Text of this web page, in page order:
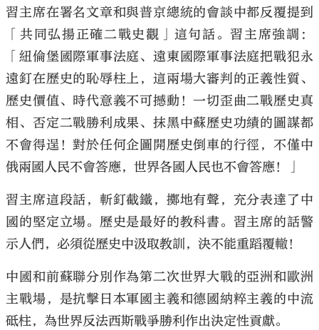
習主席在署名文章和與普京總統的會談中都反覆提到
「共同弘揚正確二戰史觀」這句話。習主席強調：
「紐倫堡國際軍事法庭、遠東國際軍事法庭把戰犯永
遠釘在歷史的恥辱柱上，這兩場大審判的正義性質、
歷史價值、時代意義不可撼動！一切歪曲二戰歷史真
相、否定二戰勝利成果、抹黑中蘇歷史功績的圖謀都
不會得逞！對於任何企圖開歷史倒車的行徑，不僅中
俄兩國人民不會答應，世界各國人民也不會答應！」
習主席這段話，斬釘截鐵，擲地有聲，充分表達了中
國的堅定立場。歷史是最好的教科書。習主席的話警
示人們，必須從歷史中汲取教訓，決不能重蹈覆轍！
中國和前蘇聯分別作為第二次世界大戰的亞洲和歐洲
主戰場，是抗擊日本軍國主義和德國納粹主義的中流
砥柱，為世界反法西斯戰爭勝利作出決定性貢獻。